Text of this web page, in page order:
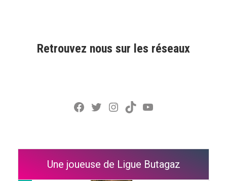
Retrouvez nous sur les réseaux
Facebook
Twitter
Instagram
TikTokYouTube
Une joueuse de Ligue Butagaz